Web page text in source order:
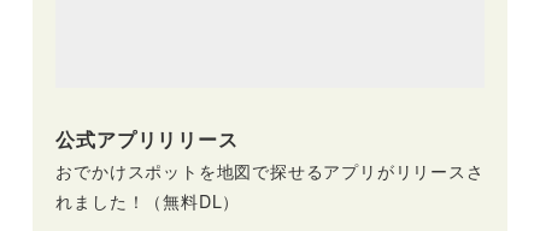
公式アプリリリース
おでかけスポットを地図で探せるアプリがリリースさ
れました！（無料DL）